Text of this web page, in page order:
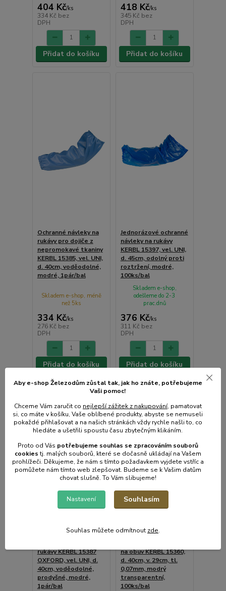
404 Kč/ks
334 Kč bez
DPH
Přidat do košíku
418 Kč/ks
345 Kč bez
DPH
Přidat do košíku
Ochranné návleky na
rukávy pro dojiče z
nepromokavé tkaniny
KERBL 15385, vel. UNI,
d. 40cm, voděodolné,
modré, 1pár/bal
334 Kč/ks
276 Kč bez
DPH
Skladem e-shop, méně
než 5ks
Přidat do košíku
Jednorázové ochranné
návleky na rukávy
KERBL 15397, vel. UNI,
d. 45cm, odolný proti
roztržení, modré,
100ks/bal
376 Kč/ks
311 Kč bez
DPH
Skladem e-shop,
odešleme do 2-3
prac.dnů
Přidat do košíku
rukávy KERBL 15387
OXFORD, vel. UNI, d.
40cm, voděodolné,
prodyšné, modré,
1pár/bal
na obuv KERBL 15360,
d. 40cm, v. 29cm, tl.
0,07mm, modrý
transparentní,
100ks/bal
Aby e-shop Železodům zůstal tak, jak ho znáte, potřebujeme
Vaši pomoc!
Chceme Vám zaručit co nejlepší zážitek z nakupování, pamatovat
si, co máte v košíku, Vaše oblíbené produkty, abyste se nemuseli
pokaždé přihlašovat a na našich stránkách vždy rychle našli to, co
hledáte a ušetřili spoustu času zbytečným klikáním.
Proto od Vás potřebujeme souhlas se zpracováním souborů
cookiestj. malých souborů, které se dočasně ukládají na Vašem
prohlížeči. Děkujeme, že nám s tímto požadavkem vyjdete vstříc a
pomůžete nám tímto web zlepšovat. Budeme se k Vašim datům
chovat slušně. To Vám slibujeme!
Nastavení Souhlasím
Souhlas můžete odmítnout zde.